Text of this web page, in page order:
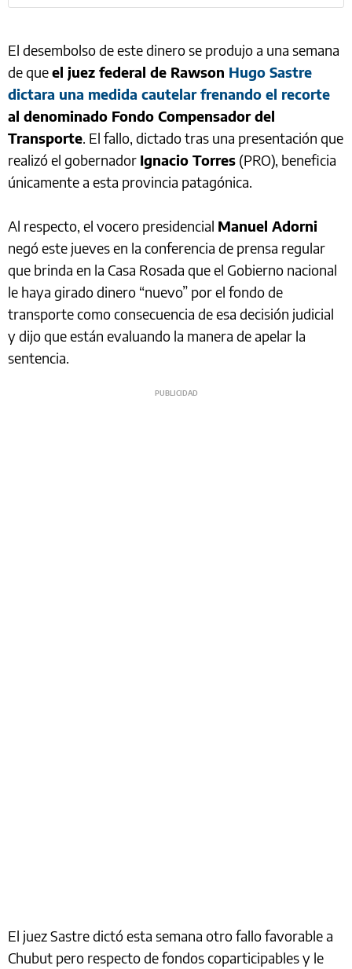
El desembolso de este dinero se produjo a una semana
de queel juez federal de Rawson Hugo Sastre
dictara una medida cautelar frenando el recorte
al denominado Fondo Compensador del
Transporte. El fallo, dictado tras una presentación que
realizó el gobernador Ignacio Torres (PRO), beneficia
únicamente a esta provincia patagónica.
Al respecto, el vocero presidencial Manuel Adorni
negó este jueves en la conferencia de prensa regular
que brinda en la Casa Rosada que el Gobierno nacional
le haya girado dinero “nuevo” por el fondo de
transporte como consecuencia de esa decisión judicial
y dijo que están evaluando la manera de apelar la
sentencia.
El juez Sastre dictó esta semana otro fallo favorable a
Chubut pero respecto de fondos coparticipables y le